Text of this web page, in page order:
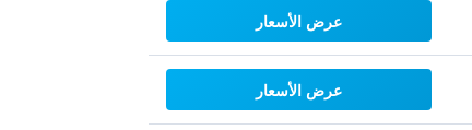
عرض الأسعار
عرض الأسعار